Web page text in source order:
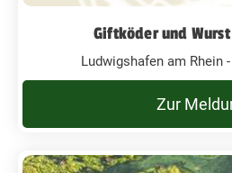
Giftköder und
Ludwigshafen am Rhein
Zur